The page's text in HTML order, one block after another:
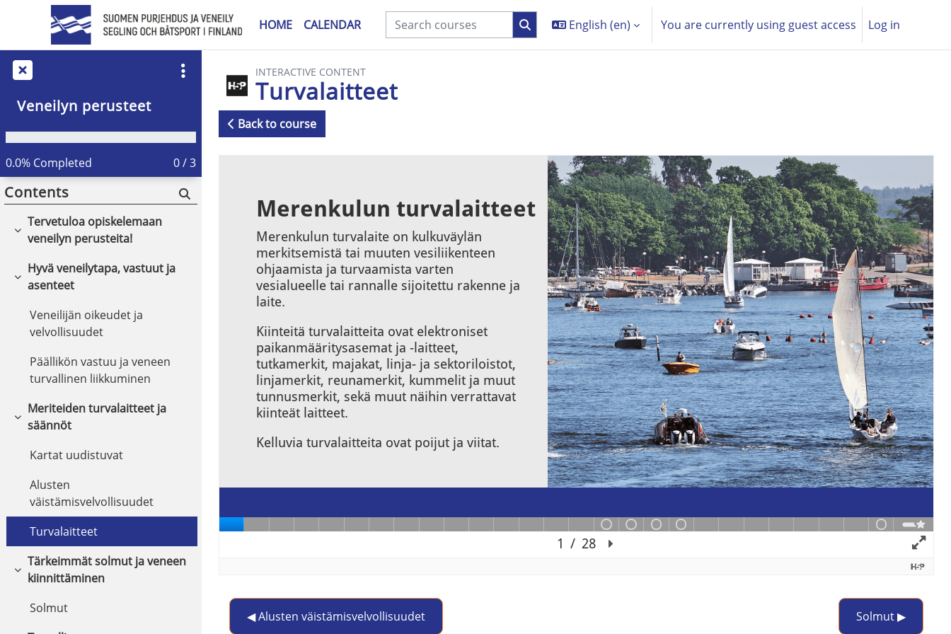
Skip to main content
HOME
CALENDAR English ‎(en)‎ You are currently using guest access Log in
INTERACTIVE CONTENT
Turvalaitteet
Back to course
◀︎ Alusten väistämisvelvollisuudet Solmut ▶︎
Veneilyn perusteet
0.0% Completed 0 / 3
Contents
Collapse
Tervetuloa opiskelemaan
veneilyn perusteita!
Collapse
Hyvä veneilytapa, vastuut ja
asenteet
Veneilijän oikeudet ja
velvollisuudet
Päällikön vastuu ja veneen
turvallinen liikkuminen
Collapse
Meriteiden turvalaitteet ja
säännöt
Kartat uudistuvat
Alusten
väistämisvelvollisuudet
Turvalaitteet
Collapse
Tärkeimmät solmut ja veneen
kiinnittäminen
Solmut